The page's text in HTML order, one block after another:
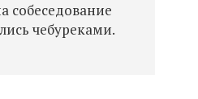
собеседование
чебуреками.